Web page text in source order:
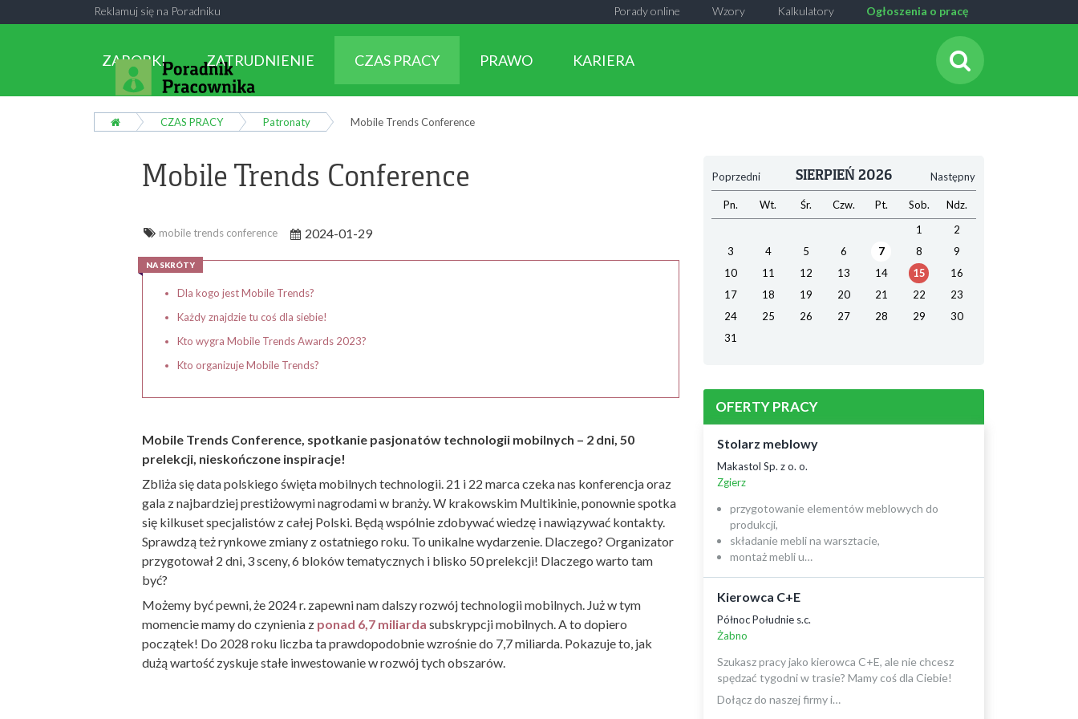
Reklamuj się na Poradniku Ogłoszenia o pracę
Kalkulatory
Wzory
Porady online
ZAROBKI ZATRUDNIENIE CZAS PRACY PRAWO KARIERA
CZAS PRACY Patronaty Mobile Trends Conference
Mobile Trends Conference
mobile trends conference 2024-01-29
NA SKRÓTY
Dla kogo jest Mobile Trends?
Każdy znajdzie tu coś dla siebie!
Kto wygra Mobile Trends Awards 2023?
Kto organizuje Mobile Trends?
Mobile Trends Conference, spotkanie pasjonatów technologii mobilnych – 2 dni, 50
prelekcji, nieskończone inspiracje!
Zbliża się data polskiego święta mobilnych technologii. 21 i 22 marca czeka nas konferencja oraz
gala z najbardziej prestiżowymi nagrodami w branży. W krakowskim Multikinie, ponownie spotka
się kilkuset specjalistów z całej Polski. Będą wspólnie zdobywać wiedzę i nawiązywać kontakty.
Sprawdzą też rynkowe zmiany z ostatniego roku. To unikalne wydarzenie. Dlaczego? Organizator
przygotował 2 dni, 3 sceny, 6 bloków tematycznych i blisko 50 prelekcji! Dlaczego warto tam
być?
Możemy być pewni, że 2024 r. zapewni nam dalszy rozwój technologii mobilnych. Już w tym
momencie mamy do czynienia z ponad 6,7 miliarda subskrypcji mobilnych. A to dopiero
początek! Do 2028 roku liczba ta prawdopodobnie wzrośnie do 7,7 miliarda. Pokazuje to, jak
dużą wartość zyskuje stałe inwestowanie w rozwój tych obszarów.
Poprzedni Następny
SIERPIEŃ 2026
Pn. Wt. Śr. Czw. Pt. Sob.
Ndz.
1
2
3
4 5 6 7 8
9
10
11 12 13 14 15
16
17
18 19 20 21 22
23
24
25 26 27 28 29
30
31
OFERTY PRACY
Stolarz meblowy
Makastol Sp. z o. o.
Zgierz
przygotowanie elementów meblowych do
produkcji,
składanie mebli na warsztacie,
montaż mebli u…
Kierowca C+E
Północ Południe s.c.
Żabno
Szukasz pracy jako kierowca C+E, ale nie chcesz
spędzać tygodni w trasie? Mamy coś dla Ciebie!
Dołącz do naszej firmy i…